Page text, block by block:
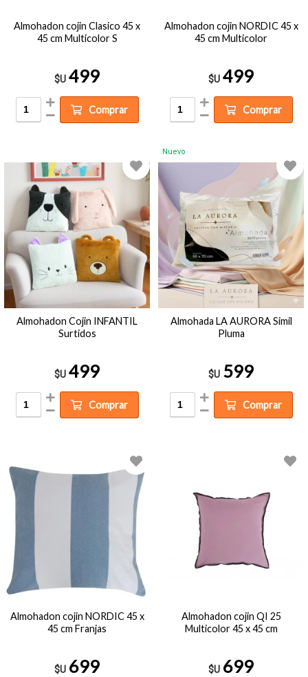
Almohadon cojin Clasico 45 x
45 cm Multicolor S
$U 499
Comprar
Almohadon cojin NORDIC 45 x
45 cm Multicolor
$U 499
Comprar
Almohadon Cojin INFANTIL
Surtidos
$U 499
Comprar
Nuevo
Almohada LA AURORA Simil
Pluma
$U 599
Comprar
Almohadon cojin NORDIC 45 x
45 cm Franjas
$U 699
Almohadon cojin QI 25
Multicolor 45 x 45 cm
$U 699